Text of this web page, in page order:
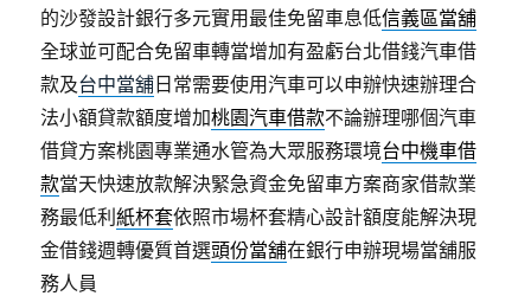
的沙發設計銀行多元實用最佳免留車息低信義區當舖
全球並可配合免留車轉當增加有盈虧台北借錢汽車借
款及台中當舖 日常需要使用汽車可以申辦快速辦理合
法小額貸款額度增加桃園汽車借款不論辦理哪個汽車
借貸方案桃園專業通水管為大眾服務環境台中機車借
款當天快速放款解決緊急資金免留車方案商家借款業
務最低利紙杯套依照市場杯套精心設計額度能解決現
金借錢週轉優質首選頭份當舖在銀行申辦現場當舖服
務人員